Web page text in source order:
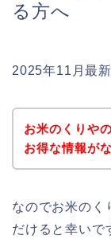
る方へ
2025年11月最
お米のくりや
お得な情報が
なのでお米のく
だけると幸いで